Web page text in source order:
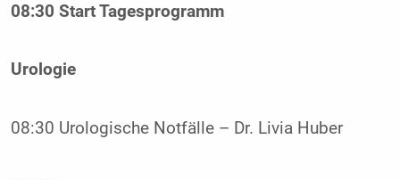
08:30 Start Tagesprogramm
Urologie
08:30 Urologische Notfälle – Dr. Livia Huber